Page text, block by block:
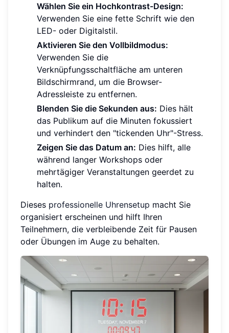
Wählen Sie ein Hochkontrast-Design:
Verwenden Sie eine fette Schrift wie den
LED- oder Digitalstil.
Aktivieren Sie den Vollbildmodus:
Verwenden Sie die
Verknüpfungsschaltfläche am unteren
Bildschirmrand, um die Browser-
Adressleiste zu entfernen.
Blenden Sie die Sekunden aus: Dies hält
das Publikum auf die Minuten fokussiert
und verhindert den "tickenden Uhr"-Stress.
Zeigen Sie das Datum an: Dies hilft, alle
während langer Workshops oder
mehrtägiger Veranstaltungen geerdet zu
halten.
Dieses professionelle Uhrensetup macht Sie
organisiert erscheinen und hilft Ihren
Teilnehmern, die verbleibende Zeit für Pausen
oder Übungen im Auge zu behalten.